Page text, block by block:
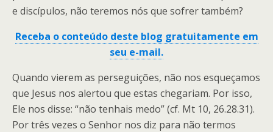
e discípulos, não teremos nós que sofrer também?
Receba o conteúdo deste blog gratuitamente em
seu e-mail.
Quando vierem as perseguições, não nos esqueçamos
que Jesus nos alertou que estas chegariam. Por isso,
Ele nos disse: “não tenhais medo” (cf. Mt 10, 26.28.31).
Por três vezes o Senhor nos diz para não termos